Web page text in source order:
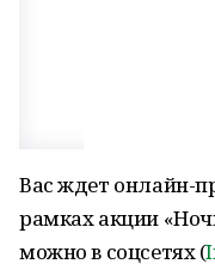
Вас ждет онлайн-
рамках акции
можно в соцсетях (